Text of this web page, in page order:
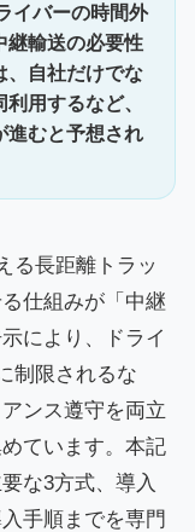
イバーの時間外
継輸送の必要性
、自社だけでな
用するなど、
進むと予想され
る長距離トラッ
仕組みが「中継
により、ドライ
制限されるな
ンス遵守を両立
ています。本記
な3方式、導入
手順までを専門